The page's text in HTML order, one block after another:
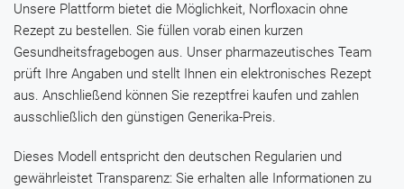
Unsere Plattform bietet die Möglichkeit, Norfloxacin ohne
Rezept zu bestellen. Sie füllen vorab einen kurzen
Gesundheitsfragebogen aus. Unser pharmazeutisches Team
prüft Ihre Angaben und stellt Ihnen ein elektronisches Rezept
aus. Anschließend können Sie rezeptfrei kaufen und zahlen
ausschließlich den günstigen Generika-Preis.
Dieses Modell entspricht den deutschen Regularien und
gewährleistet Transparenz: Sie erhalten alle Informationen zu